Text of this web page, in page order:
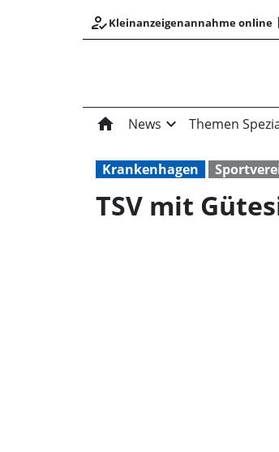
how_to_regKleinanzeigenannahme online
home News expand_more Themen
Krankenhagen
TSV mit